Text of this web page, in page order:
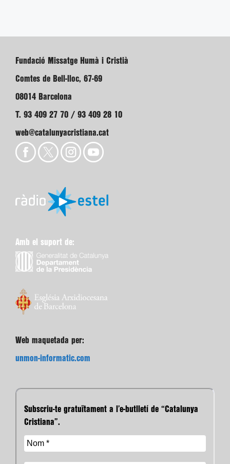
Fundació Missatge Humà i Cristià
Comtes de Bell-lloc, 67-69
08014 Barcelona
T. 93 409 27 70 / 93 409 28 10
web@catalunyacristiana.cat
Amb el suport de:
Web maquetada per:
unmon-informatic.com
Subscriu-te gratuïtament a l’e-butlletí de “Catalunya
Cristiana”.